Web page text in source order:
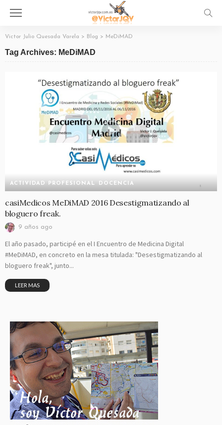
Victor Julio Quesada Varela > Blog > MeDiMAD
Tag Archives: MeDiMAD
ACTIVIDAD PROFESIONAL DOCENCIA
casiMedicos MeDiMAD 2016 Desestigmatizando al
bloguero freak.
9 años ago
El año pasado, participé en el I Encuentro de Medicina Digital
#MeDiMAD, en concreto en la mesa titulada: "Desestigmatizando al
bloguero freak", junto...
LEER MAS